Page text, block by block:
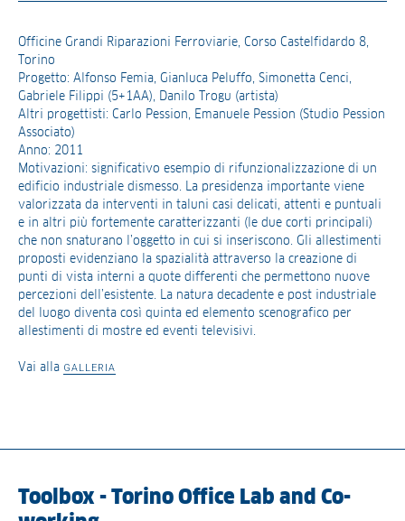
Officine Grandi Riparazioni Ferroviarie, Corso Castelfidardo 8,
Torino
Progetto: Alfonso Femia, Gianluca Peluffo, Simonetta Cenci,
Gabriele Filippi (5+1AA), Danilo Trogu (artista)
Altri progettisti: Carlo Pession, Emanuele Pession (Studio Pession
Associato)
Anno: 2011
Motivazioni: significativo esempio di rifunzionalizzazione di un
edificio industriale dismesso. La presidenza importante viene
valorizzata da interventi in taluni casi delicati, attenti e puntuali
e in altri più fortemente caratterizzanti (le due corti principali)
che non snaturano l’oggetto in cui si inseriscono. Gli allestimenti
proposti evidenziano la spazialità attraverso la creazione di
punti di vista interni a quote differenti che permettono nuove
percezioni dell’esistente. La natura decadente e post industriale
del luogo diventa così quinta ed elemento scenografico per
allestimenti di mostre ed eventi televisivi.
Vai alla GALLERIA
Toolbox - Torino Office Lab and Co-